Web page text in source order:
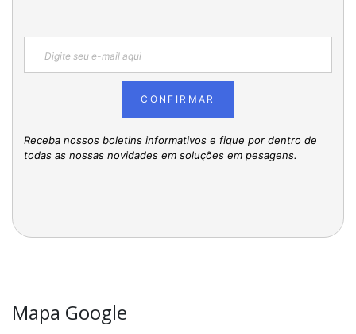
CONFIRMAR
Receba nossos boletins informativos e fique por dentro de
todas as nossas novidades em soluções em pesagens.
Mapa Google